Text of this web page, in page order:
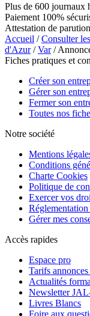
Plus de 600 journaux
Paiement 100%
Attestation de
Accueil /Consulter
d'Azur/Var/
Fiches pratiques et
Créer son
Gérer son
Fermer son
Toutes nos
Notre société
Mentions
Conditions
Charte Cookies
Politique de
Exercer vos
Réglementation
Gérer mes
Accès rapides
Espace pro
Tarifs annonces
Actualités
Newsletter
Livres Blancs
Foire aux